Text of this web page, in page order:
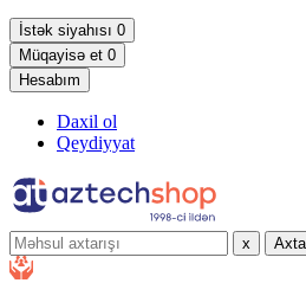
İstək siyahısı 0
Müqayisə et 0
Hesabım
Daxil ol
Qeydiyyat
x